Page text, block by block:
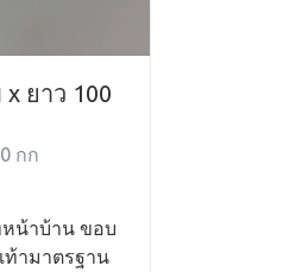
ยาว 100
กก
น้าบ้าน ขอบ
ามาตรฐาน